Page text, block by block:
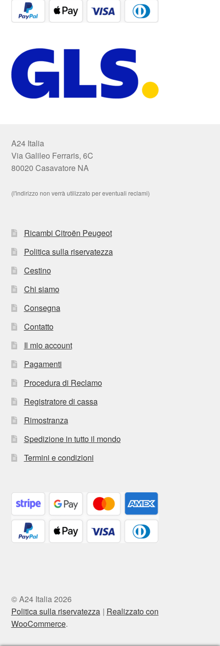
A24 Italia
Via Galileo Ferraris, 6C
80020 Casavatore NA
(l'indirizzo non verrà utilizzato per eventuali reclami)
Ricambi Citroën Peugeot
Politica sulla riservatezza
Cestino
Chi siamo
Consegna
Contatto
Il mio account
Pagamenti
Procedura di Reclamo
Registratore di cassa
Rimostranza
Spedizione in tutto il mondo
Termini e condizioni
© A24 Italia 2026
Politica sulla riservatezza
Realizzato con
WooCommerce.